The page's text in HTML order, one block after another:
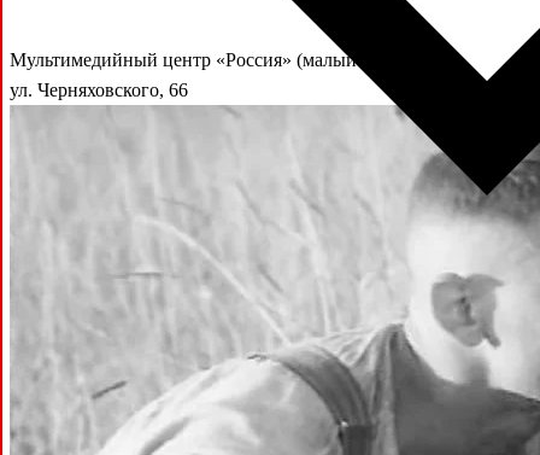
Мультимедийный центр «Россия» (малый зал)
ул. Черняховского, 66